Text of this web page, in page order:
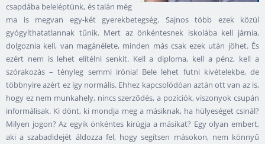
csapdába beleléptünk, és talán még
ma is megvan egy-két gyerekbetegség. Sajnos több ezek közül
gyógyíthatatlannak tűnik. Mert az önkéntesnek iskolába kell járnia,
dolgoznia kell, van magánélete, minden más csak ezek után jöhet. És
ezért nem is lehet elítélni senkit. Kell a diploma, kell a pénz, kell a
szórakozás – tényleg semmi irónia! Bele lehet futni kivételekbe, de
többnyire azért ez így normális. Ehhez kapcsolódóan aztán ott van az is,
hogy ez nem munkahely, nincs szerződés, a pozíciók, viszonyok csupán
informálisak. Ki dönt, ki mondja meg a másiknak, ha hülyeséget csinál?
Milyen jogon? Az egyik önkéntes kirúgja a másikat? Egy olyan embert,
aki a szabadidejét áldozza fel, hogy segítsen másokon, nem könnyű